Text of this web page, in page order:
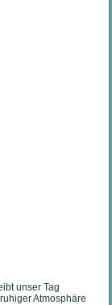
unser Tag
Atmosphäre